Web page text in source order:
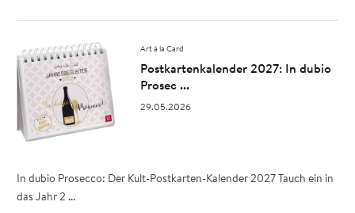
Art à la Card
Postkartenkalender 2027: In dubio
Prosec ...
29.05.2026
In dubio Prosecco: Der Kult-Postkarten-Kalender 2027 Tauch ein in
das Jahr 2 ...